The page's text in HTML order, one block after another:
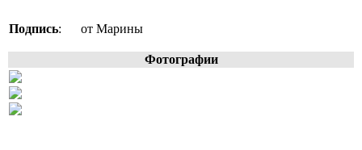
Подпись: от Марины
Фотографии